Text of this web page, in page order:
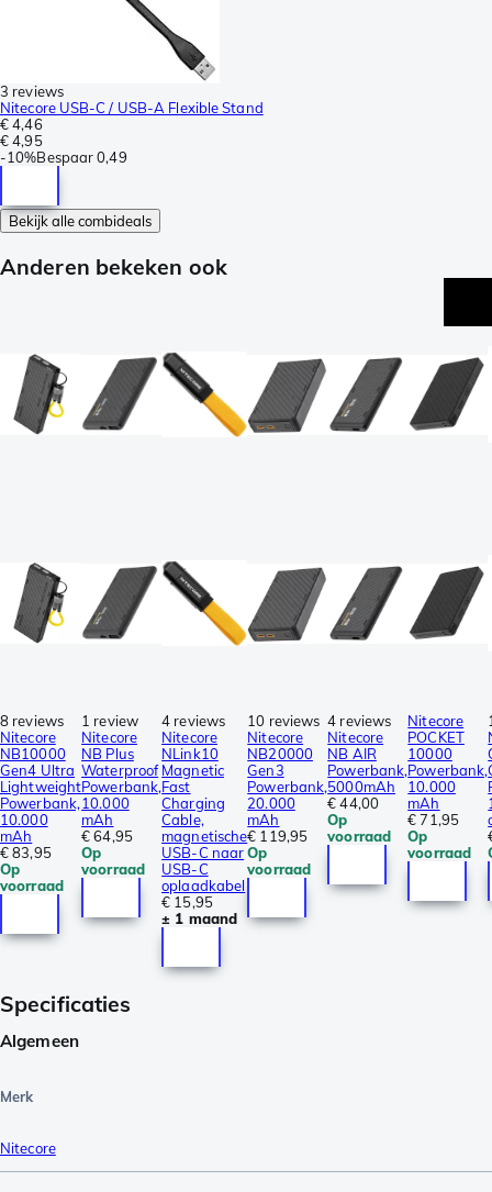
3 reviews
Nitecore USB-C / USB-A Flexible Stand
€ 4,46
€ 4,95
-10%Bespaar 0,49
Bekijk alle combideals
Anderen bekeken ook
8 reviews
Nitecore
NB10000
Gen4 Ultra
Lightweight
Powerbank,
10.000
mAh
€ 83,95
Op
voorraad
1 review
Nitecore
NB Plus
Waterproof
Powerbank,
10.000
mAh
€ 64,95
Op
voorraad
4 reviews
Nitecore
NLink10
Magnetic
Fast
Charging
Cable,
magnetische
USB-C naar
USB-C
oplaadkabel
€ 15,95
± 1 maand
10 reviews
Nitecore
NB20000
Gen3
Powerbank,
20.000
mAh
€ 119,95
Op
voorraad
4 reviews
Nitecore
NB AIR
Powerbank,
5000mAh
€ 44,00
Op
voorraad
Nitecore
POCKET
10000
Powerbank,
10.000
mAh
€ 71,95
Op
voorraad
Specificaties
Algemeen
Merk
Nitecore